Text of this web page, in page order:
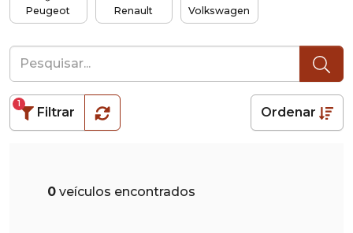
Peugeot Renault Volkswagen
Filtrar
1
Ordenar
0 veículos encontrados